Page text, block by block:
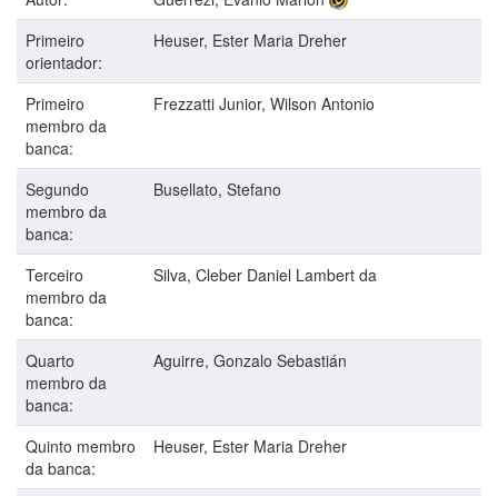
Primeiro
orientador:
Heuser, Ester Maria Dreher
Primeiro
membro da
banca:
Frezzatti Junior, Wilson Antonio
Segundo
membro da
banca:
Busellato, Stefano
Terceiro
membro da
banca:
Silva, Cleber Daniel Lambert da
Quarto
membro da
banca:
Aguirre, Gonzalo Sebastián
Quinto membro
da banca:
Heuser, Ester Maria Dreher